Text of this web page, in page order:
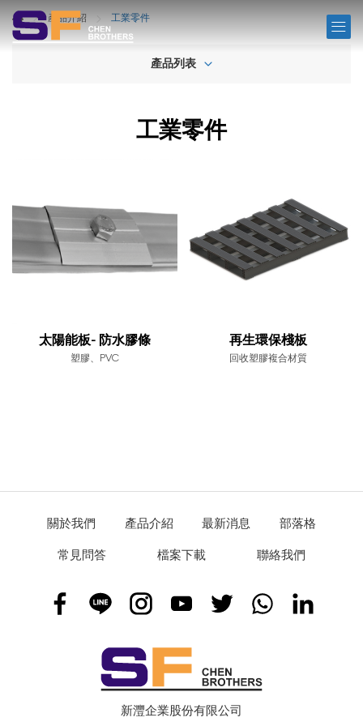
產品介紹 工業零件
產品列表
工業零件
太陽能板- 防水膠條
塑膠、PVC
再生環保棧板
回收塑膠複合材質
關於我們 產品介紹 最新消息 部落格
常見問答 檔案下載 聯絡我們
新灃企業股份有限公司